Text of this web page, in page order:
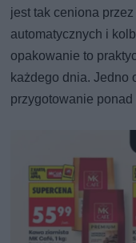
jest tak ceniona
automatycznych i
opakowanie to
każdego dnia. Jedno
przygotowanie